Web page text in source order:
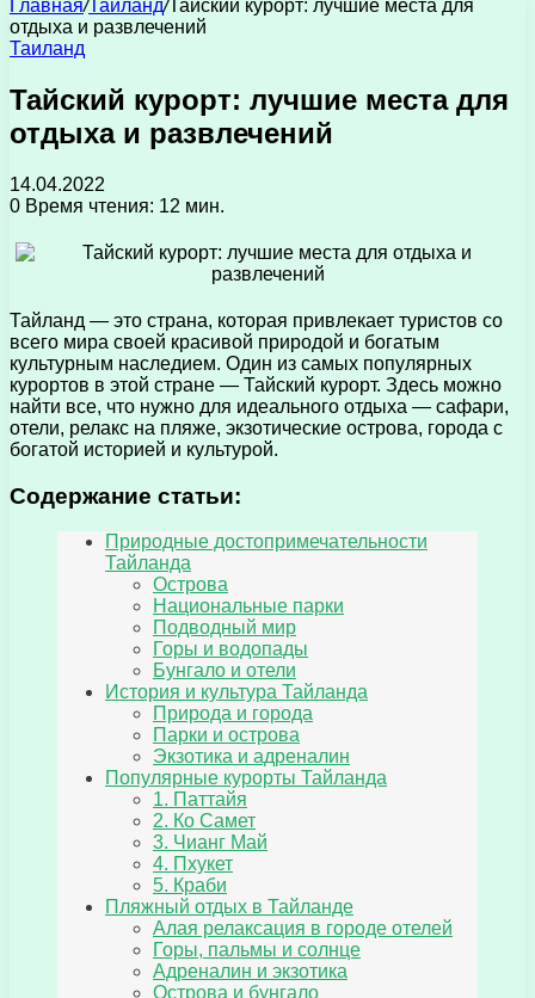
Главная/Таиланд/Тайский курорт: лучшие места для
отдыха и развлечений
Таиланд
Тайский курорт: лучшие места для
отдыха и развлечений
14.04.2022
0 Время чтения: 12 мин.
Тайланд — это страна, которая привлекает туристов со
всего мира своей красивой природой и богатым
культурным наследием. Один из самых популярных
курортов в этой стране — Тайский курорт. Здесь можно
найти все, что нужно для идеального отдыха — сафари,
отели, релакс на пляже, экзотические острова, города с
богатой историей и культурой.
Содержание статьи:
Природные достопримечательности
Тайланда
Острова
Национальные парки
Подводный мир
Горы и водопады
Бунгало и отели
История и культура Тайланда
Природа и города
Парки и острова
Экзотика и адреналин
Популярные курорты Тайланда
1. Паттайя
2. Ко Самет
3. Чианг Май
4. Пхукет
5. Краби
Пляжный отдых в Тайланде
Алая релаксация в городе отелей
Горы, пальмы и солнце
Адреналин и экзотика
Острова и бунгало